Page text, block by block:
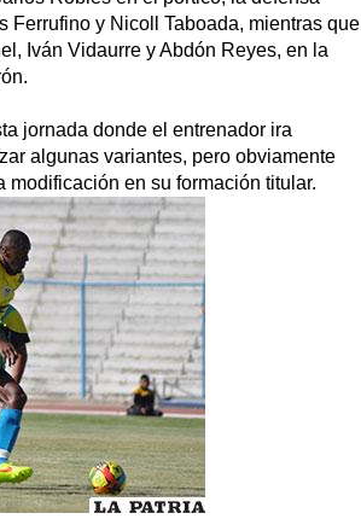
y Nicoll Taboada, mientras que
Iván Vidaurre y Abdón Reyes, en la
jornada donde el entrenador ira
algunas variantes, pero obviamente
en su formación titular.